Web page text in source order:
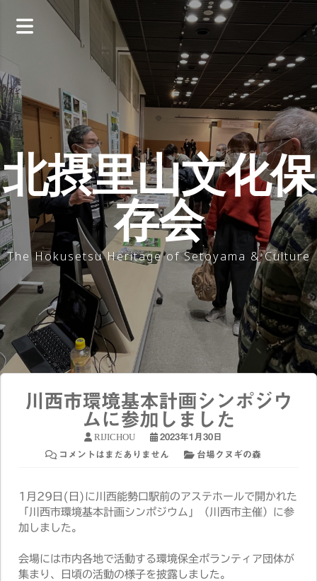
ツ
へ
ス
キ
ッ
プ
北摂里山文化保
存会
The Hokusetsu Heritage of Setoyama & Culture
川西市環境基本計画シンポジウ
ムに参加しました
RIJICHOU
2023年1月30日
コメントはまだありません
台場クヌギの森
1月29日(日)に川西能勢口駅前のアステホールで開かれた
「川西市環境基本計画シンポジウム」（川西市主催）に参
加しました。
会場には市内各地で活動する環境保全ポランティア団体が
集まり、日頃の活動の様子を披露しました。